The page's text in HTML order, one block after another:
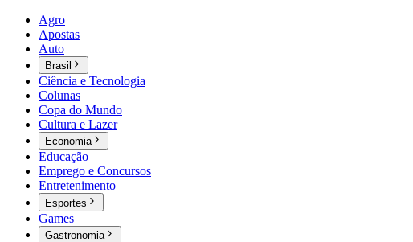
Agro
Apostas
Auto
Brasil
Ciência e Tecnologia
Colunas
Copa do Mundo
Cultura e Lazer
Economia
Educação
Emprego e Concursos
Entretenimento
Esportes
Games
Gastronomia